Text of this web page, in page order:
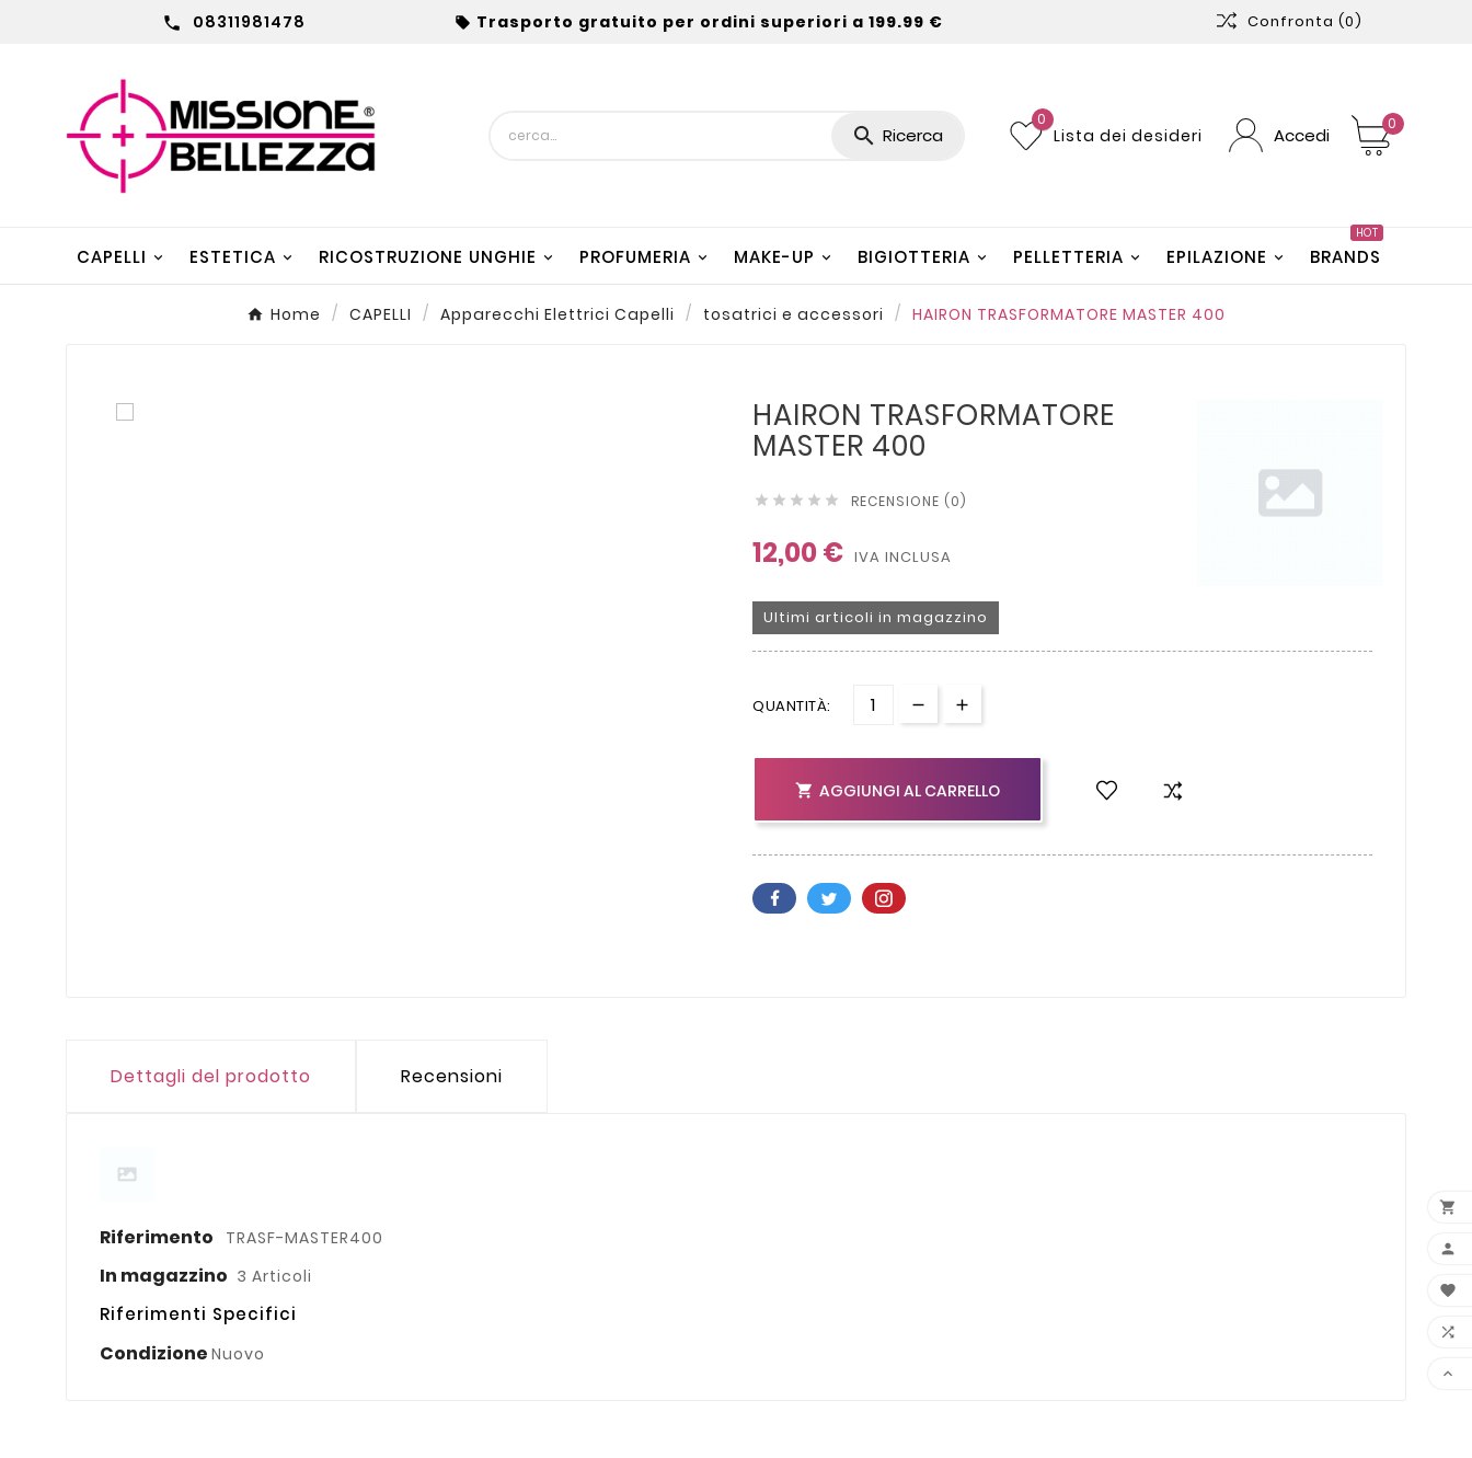
 08311981478  Trasporto gratuito per ordini superiori a 199.99 € Confronta (0)
 Ricerca
0
Lista dei desideri Accedi
0
CAPELLI ESTETICA RICOSTRUZIONE UNGHIE PROFUMERIA MAKE-UP BIGIOTTERIA PELLETTERIA EPILAZIONE BRANDS
HOT
Home CAPELLI Apparecchi Elettrici Capelli tosatrici e accessori HAIRON TRASFORMATORE MASTER 400
HAIRON TRASFORMATORE
MASTER 400
     RECENSIONE (0)
12,00 € IVA INCLUSA
Ultimi articoli in magazzino
QUANTITÀ:
 AGGIUNGI AL CARRELLO
Dettagli del prodotto Recensioni
Riferimento TRASF-MASTER400
In magazzino 3 Articoli
Riferimenti Specifici
Condizione Nuovo




